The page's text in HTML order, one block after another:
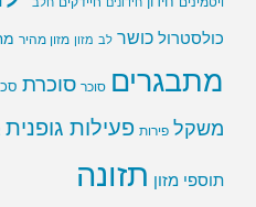
כולסטרול כושר לב מזון מזון מהיר
מתבגרים סוכר סוכרת
משקל פירות פעילות גופנית
תוספי מזון תזונה